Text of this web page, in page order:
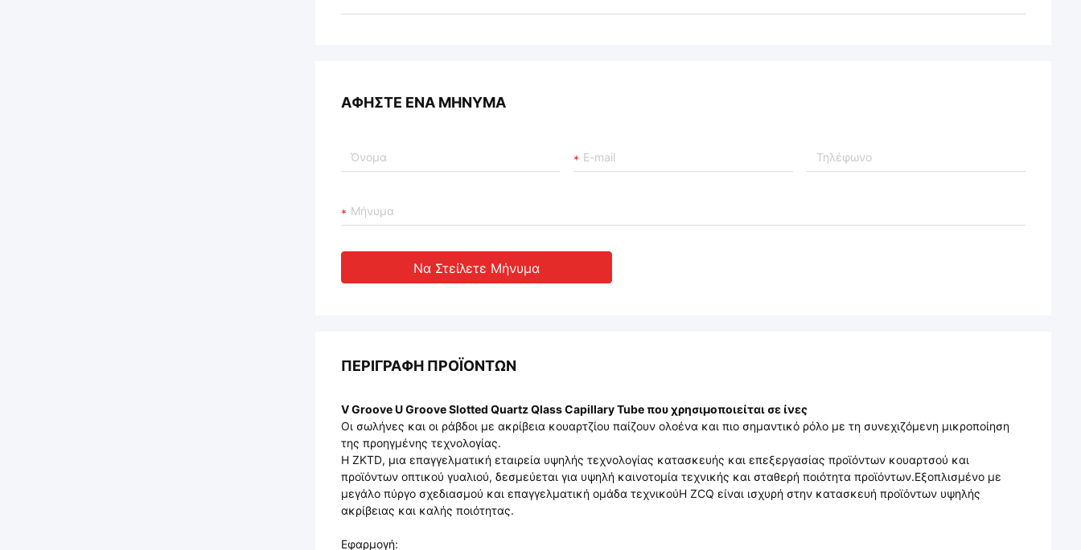
ΑΦΉΣΤΕ ΈΝΑ ΜΉΝΥΜΑ
Να Στείλετε Μήνυμα
ΠΕΡΙΓΡΑΦΉ ΠΡΟΪΌΝΤΩΝ
V Groove U Groove Slotted Quartz Qlass Capillary Tube που χρησιμοποιείται σε ίνες
Οι σωλήνες και οι ράβδοι με ακρίβεια κουαρτζίου παίζουν ολοένα και πιο σημαντικό ρόλο με τη συνεχιζόμενη μικροποίηση
της προηγμένης τεχνολογίας.
Η ZKTD, μια επαγγελματική εταιρεία υψηλής τεχνολογίας κατασκευής και επεξεργασίας προϊόντων κουαρτσού και
προϊόντων οπτικού γυαλιού, δεσμεύεται για υψηλή καινοτομία τεχνικής και σταθερή ποιότητα προϊόντων.Εξοπλισμένο με
μεγάλο πύργο σχεδιασμού και επαγγελματική ομάδα τεχνικούΗ ZCQ είναι ισχυρή στην κατασκευή προϊόντων υψηλής
ακρίβειας και καλής ποιότητας.
Εφαρμογή: